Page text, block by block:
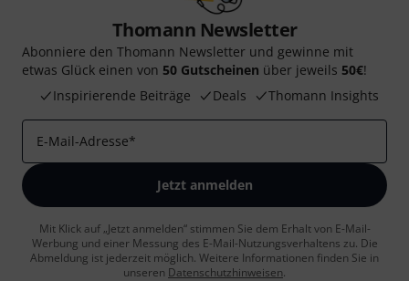
Thomann Newsletter
Abonniere den Thomann Newsletter und gewinne mit
etwas Glück einen von 50 Gutscheinen über jeweils 50€!
Inspirierende Beiträge
Deals Thomann Insights
E-Mail-Adresse*
Jetzt anmelden
Mit Klick auf „Jetzt anmelden“ stimmen Sie dem Erhalt von E-Mail-
Werbung und einer Messung des E-Mail-Nutzungsverhaltens zu. Die
Abmeldung ist jederzeit möglich. Weitere Informationen finden Sie in
unseren Datenschutzhinweisen.